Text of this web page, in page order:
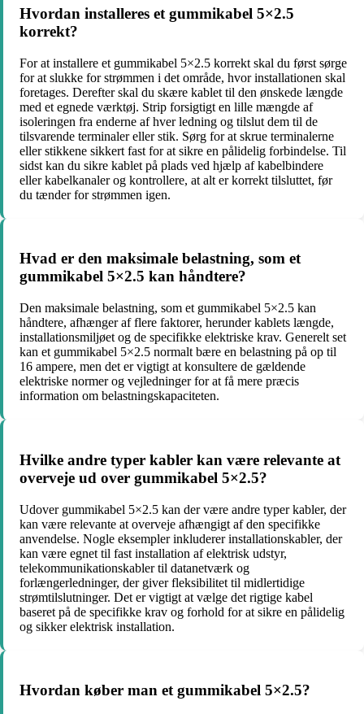
Hvordan installeres et gummikabel 5×2.5
korrekt?
For at installere et gummikabel 5×2.5 korrekt skal du først sørge
for at slukke for strømmen i det område, hvor installationen skal
foretages. Derefter skal du skære kablet til den ønskede længde
med et egnede værktøj. Strip forsigtigt en lille mængde af
isoleringen fra enderne af hver ledning og tilslut dem til de
tilsvarende terminaler eller stik. Sørg for at skrue terminalerne
eller stikkene sikkert fast for at sikre en pålidelig forbindelse. Til
sidst kan du sikre kablet på plads ved hjælp af kabelbindere
eller kabelkanaler og kontrollere, at alt er korrekt tilsluttet, før
du tænder for strømmen igen.
Hvad er den maksimale belastning, som et
gummikabel 5×2.5 kan håndtere?
Den maksimale belastning, som et gummikabel 5×2.5 kan
håndtere, afhænger af flere faktorer, herunder kablets længde,
installationsmiljøet og de specifikke elektriske krav. Generelt set
kan et gummikabel 5×2.5 normalt bære en belastning på op til
16 ampere, men det er vigtigt at konsultere de gældende
elektriske normer og vejledninger for at få mere præcis
information om belastningskapaciteten.
Hvilke andre typer kabler kan være relevante at
overveje ud over gummikabel 5×2.5?
Udover gummikabel 5×2.5 kan der være andre typer kabler, der
kan være relevante at overveje afhængigt af den specifikke
anvendelse. Nogle eksempler inkluderer installationskabler, der
kan være egnet til fast installation af elektrisk udstyr,
telekommunikationskabler til datanetværk og
forlængerledninger, der giver fleksibilitet til midlertidige
strømtilslutninger. Det er vigtigt at vælge det rigtige kabel
baseret på de specifikke krav og forhold for at sikre en pålidelig
og sikker elektrisk installation.
Hvordan køber man et gummikabel 5×2.5?